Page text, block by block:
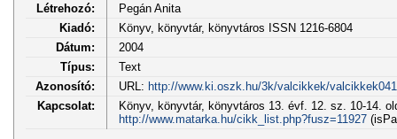
Létrehozó:
Pegán Anita
Kiadó:
Könyv, könyvtár, könyvtáros ISSN 1216-6804
Dátum:
2004
Típus:
Text
Azonosító:
URL: http://www.ki.oszk.hu/3k/valcikkek/
Kapcsolat:
Könyv, könyvtár, könyvtáros 13. évf. 12. sz. 10-14.
http://www.matarka.hu/cikk_list.php?fusz=11927